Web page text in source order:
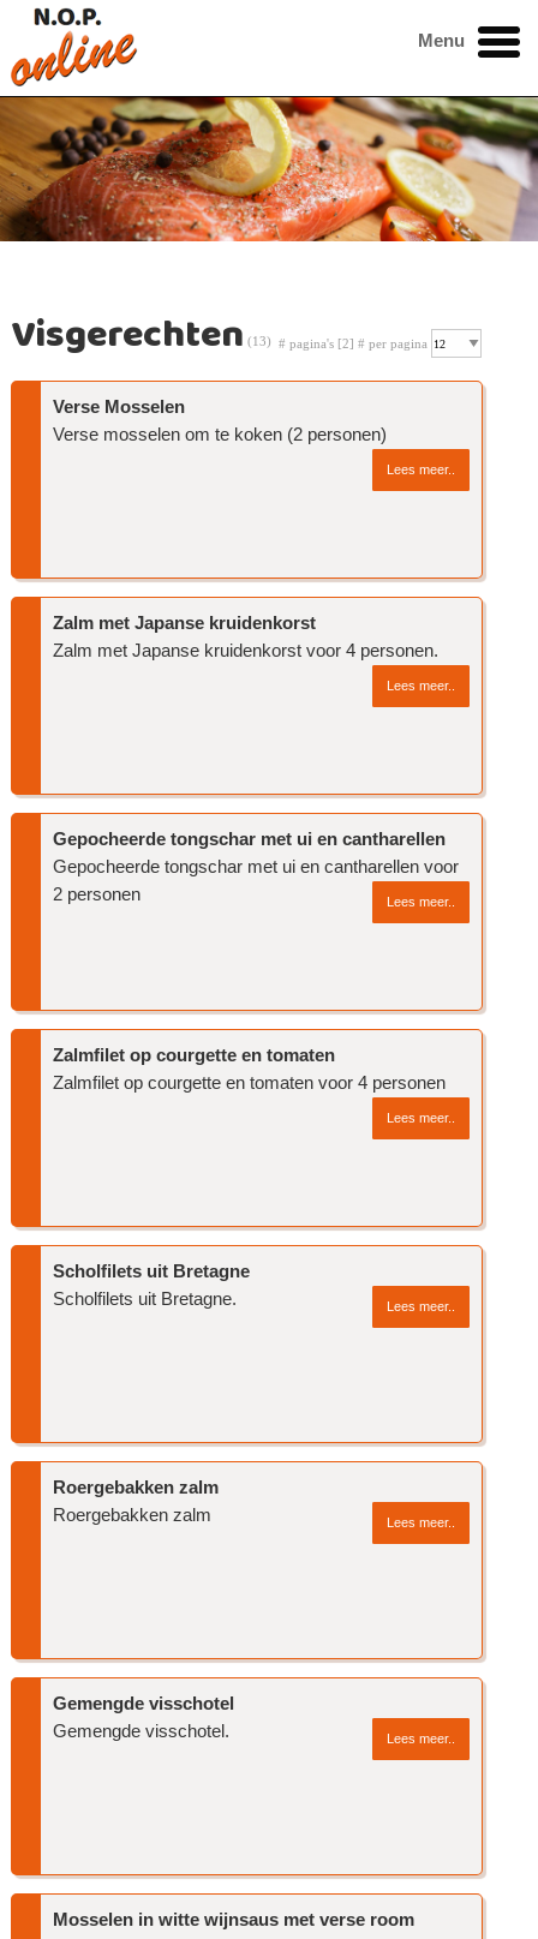
Menu
Visgerechten (13) # pagina's [2] # per pagina
Verse Mosselen
Verse mosselen om te koken (2 personen)
Lees meer..
Zalm met Japanse kruidenkorst
Zalm met Japanse kruidenkorst voor 4 personen.
Lees meer..
Gepocheerde tongschar met ui en cantharellen
Gepocheerde tongschar met ui en cantharellen voor
2 personen
Lees meer..
Zalmfilet op courgette en tomaten
Zalmfilet op courgette en tomaten voor 4 personen
Lees meer..
Scholfilets uit Bretagne
Scholfilets uit Bretagne.
Lees meer..
Roergebakken zalm
Roergebakken zalm
Lees meer..
Gemengde visschotel
Gemengde visschotel.
Lees meer..
Mosselen in witte wijnsaus met verse room